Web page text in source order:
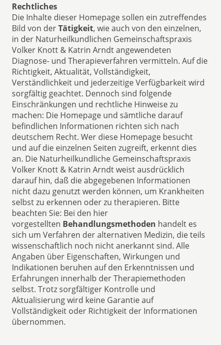
Rechtliches
Die Inhalte dieser Homepage sollen ein zutreffendes
Bild von derTätigkeit, wie auch von den einzelnen,
in der Naturheilkundlichen Gemeinschaftspraxis
Volker Knott & Katrin Arndt angewendeten
Diagnose- und Therapieverfahren vermitteln. Auf die
Richtigkeit, Aktualität, Vollständigkeit,
Verständlichkeit und jederzeitige Verfügbarkeit wird
sorgfältig geachtet. Dennoch sind folgende
Einschränkungen und rechtliche Hinweise zu
machen: Die Homepage und sämtliche darauf
befindlichen Informationen richten sich nach
deutschem Recht. Wer diese Homepage besucht
und auf die einzelnen Seiten zugreift, erkennt dies
an. Die Naturheilkundliche Gemeinschaftspraxis
Volker Knott & Katrin Arndt weist ausdrücklich
darauf hin, daß die abgegebenen Informationen
nicht dazu genutzt werden können, um Krankheiten
selbst zu erkennen oder zu therapieren. Bitte
beachten Sie: Bei den hier
vorgestellten Behandlungsmethoden handelt es
sich um Verfahren der alternativen Medizin, die teils
wissenschaftlich noch nicht anerkannt sind. Alle
Angaben über Eigenschaften, Wirkungen und
Indikationen beruhen auf den Erkenntnissen und
Erfahrungen innerhalb der Therapiemethoden
selbst. Trotz sorgfältiger Kontrolle und
Aktualisierung wird keine Garantie auf
Vollständigkeit oder Richtigkeit der Informationen
übernommen.